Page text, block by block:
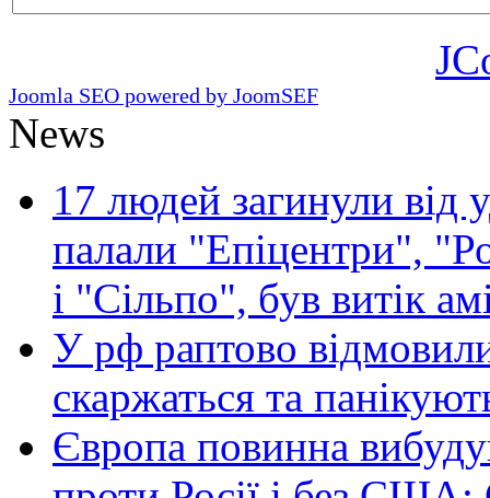
Joomla SEO powered by JoomSEF
News
17 людей загинули від
палали "Епіцентри",
і "Сільпо", був витік
У рф раптово
скаржаться та
Європа повинна